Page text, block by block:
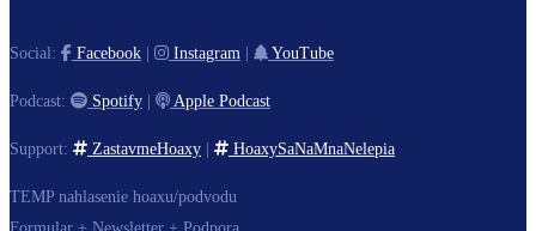
Social: Facebook Instagram YouTube
Podcast: Spotify Apple Podcast
Support: ZastavmeHoaxy HoaxySaNaMnaNelepia
TEMP nahlasenie hoaxu/podvodu